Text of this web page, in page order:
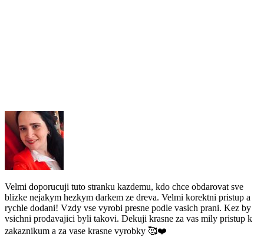
Velmi doporucuji tuto stranku kazdemu, kdo chce obdarovat sve
blizke nejakym hezkym darkem ze dreva. Velmi korektni pristup a
rychle dodani! Vzdy vse vyrobi presne podle vasich prani. Kez by
vsichni prodavajici byli takovi. Dekuji krasne za vas mily pristup k
zakaznikum a za vase krasne vyrobky 🥰❤️